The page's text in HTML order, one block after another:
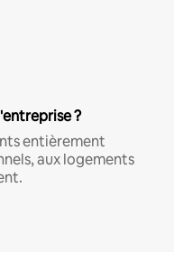
?
entièrement
aux logements